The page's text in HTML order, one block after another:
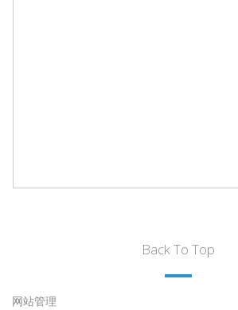
Back To Top
网站管理